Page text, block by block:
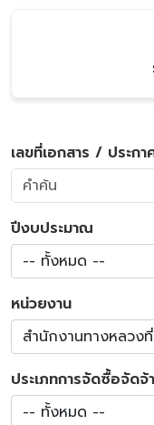
เลขที่เอกสาร / ประก
ปีงบประมาณ
-- ทั้งหมด --
หน่วยงาน
สำนักงานทางหลวง
ประเภทการจัดซื้อจัดจ้
-- ทั้งหมด --